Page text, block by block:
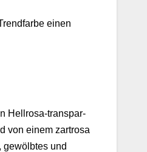
einen
Hell­rosa-trans­par­
von einem zartrosa
und